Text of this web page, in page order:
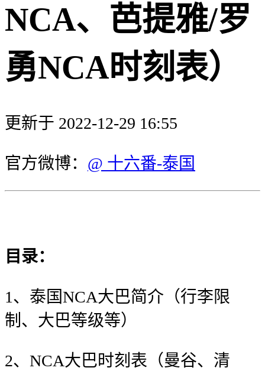
NCA、芭提雅/罗
勇NCA时刻表）
更新于 2022-12-29 16:55
官方微博： @ 十六番-泰国
目录：
1、泰国NCA大巴简介（行李限
制、大巴等级等）
2、NCA大巴时刻表（曼谷、清